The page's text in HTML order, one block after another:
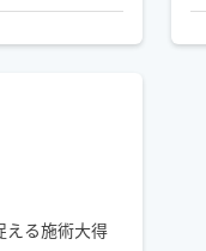
す！筋膜(フ
アロマトリ
望の方は事
える施術大得